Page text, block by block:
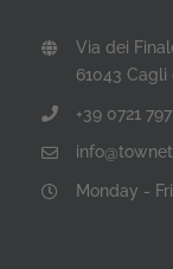
Via dei
61043
+39 0721
Monday -